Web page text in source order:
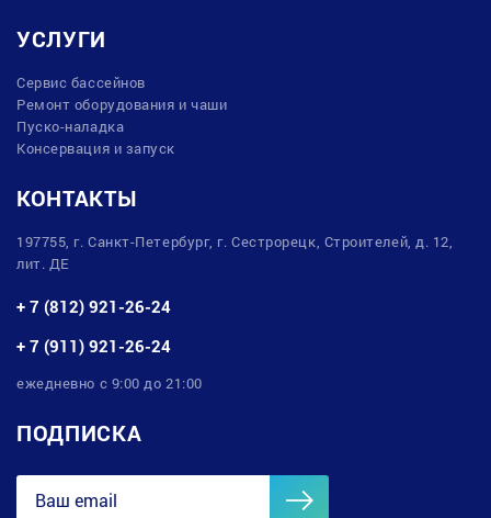
УСЛУГИ
Сервис бассейнов
Ремонт оборудования и чаши
Пуско-наладка
Консервация и запуск
КОНТАКТЫ
197755, г. Санкт-Петербург, г. Сестрорецк, Строителей, д. 12,
лит. ДЕ
+ 7 (812) 921-26-24
+ 7 (911) 921-26-24
ежедневно с 9:00 до 21:00
ПОДПИСКА